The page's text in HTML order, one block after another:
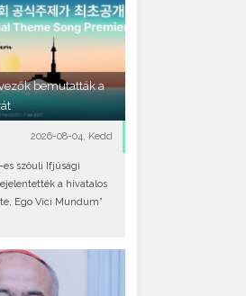
bemutatták a
2026-08-04, Kedd
es szöuli Ifjúsági
a hivatalos
Ego Vici Mundum”